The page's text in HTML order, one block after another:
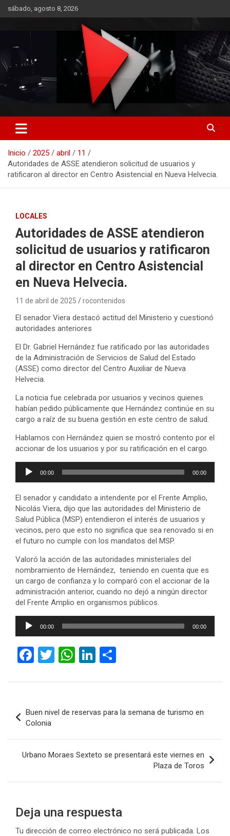
Saltar
al
sábado, agosto 8, 2026
RO CONTENIDOS
Inicio 2025 abril
11
Autoridades de ASSE atendieron solicitud de usuarios y
ratificaron al director en Centro Asistencial en Nueva Helvecia.
LOCALES
Autoridades de ASSE atendieron
solicitud de usuarios y ratificaron
al director en Centro Asistencial
en Nueva Helvecia.
11 de abril de 2025 rocontenidos
El senador Viera destacó actitud del Ministerio y cuestionó
autoridades anteriores
El Dr. Gabriel Hernández fue ratificado por las autoridades
de la Administración de Servicios de Salud del Estado
(ASSE) como director del Centro Auxiliar de Nueva
Helvecia.
La noticia fue celebrada por usuarios y vecinos quienes
habían pedido públicamente que Hernández continúe en su
cargo a raíz de su buena gestión en este centro de salud.
Hablamos con Hernández quien se mostró contento por el
accionar de los usuarios y por su ratificación en el cargo.
Reproductor
00:00 00:00
El senador y candidato a intendente por el Frente Amplio,
Nicolás Viera, dijo que las autoridades del Ministerio de
Salud Pública (MSP) entendieron el interés de usuarios y
vecinos, pero que esto no significa que sea renovado si en
el futuro no cumple con los mandatos del MSP.
Valoró la acción de las autoridades ministeriales del
nombramiento de Hernández, teniendo en cuenta que es
un cargo de confianza y lo comparó con el accionar de la
administración anterior, cuando no dejó a ningún director
del Frente Amplio en organismos públicos.
Reproductor
00:00 00:00
F
ce
o
o
k
T
tt
W
at
A
p
p
Li
ke
n
m
ar
tir
de
entradas
Buen nivel de reservas para la semana de turismo en
Colonia
Urbano Moraes Sexteto se presentará este viernes en
Plaza de Toros
Deja una respuesta
Tu dirección de correo electrónico no será publicada. Los